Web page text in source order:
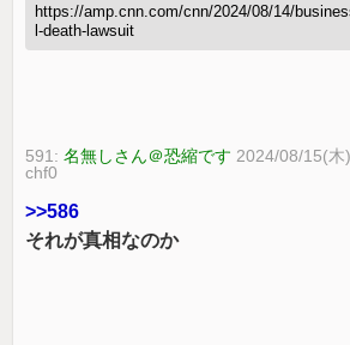
https://amp.cnn.com/cnn/2024/08/14/
l-death-lawsuit
591:名無しさん＠恐縮です 2024/08/15(
chf0
>>586
それが真相なのか